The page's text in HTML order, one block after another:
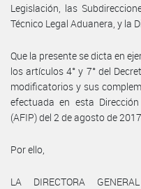
Legislación, las
Técnico Legal Aduanera, y la
Que la presente se dicta en
los artículos 4° y 7° del
modificatorios y sus
efectuada en esta
(AFIP) del 2 de agosto de 2017.
Por ello,
LA DIRECTORA